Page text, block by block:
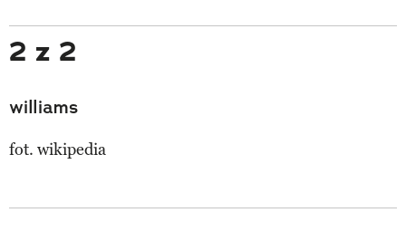
2 z 2
williams
fot. wikipedia